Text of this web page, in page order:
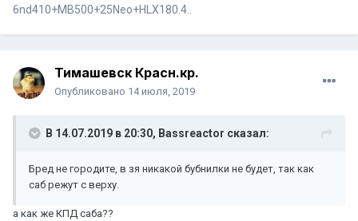
6nd410+MB500+25Neo+HLX180.4..
Тимашевск Красн.кр.
Опубликовано 14 июля, 2019
В 14.07.2019 в 20:30, Bassreactor сказал:
Бред не городите, в зя никакой бубнилки не будет, так как
саб режут с верху.
а как же КПД саба??